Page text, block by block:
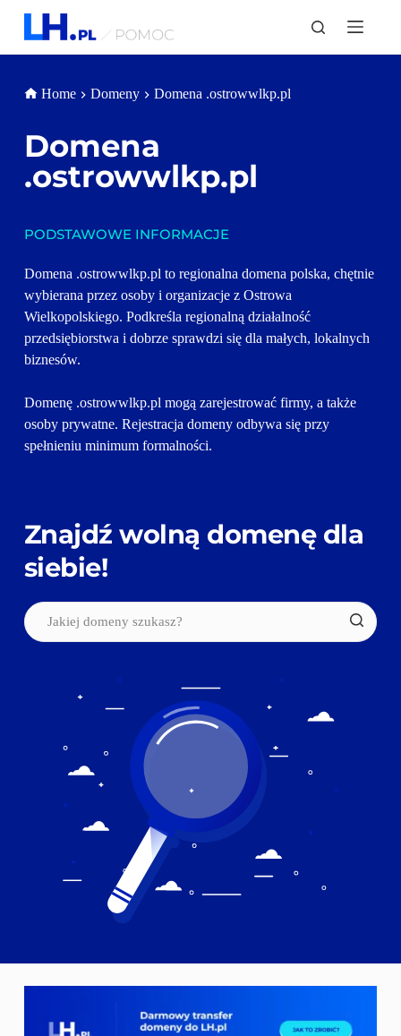
P
d
Home Domeny Domena .ostrowwlkp.pl
.ostrowwlkp.pl
PODSTAWOWE INFORMACJE
Domena .ostrowwlkp.pl to regionalna domena polska, chętnie
wybierana przez osoby i organizacje z Ostrowa
Wielkopolskiego. Podkreśla regionalną działalność
przedsiębiorstwa i dobrze sprawdzi się dla małych, lokalnych
biznesów.
Domenę .ostrowwlkp.pl mogą zarejestrować firmy, a także
osoby prywatne. Rejestracja domeny odbywa się przy
spełnieniu minimum formalności.
Znajdź wolną domenę dla
siebie!